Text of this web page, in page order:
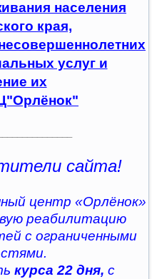
населения
края,
услуг и
их
сайта!
центр «Орлёнок»
реабилитацию
с ограниченными
курса 22 дня, с